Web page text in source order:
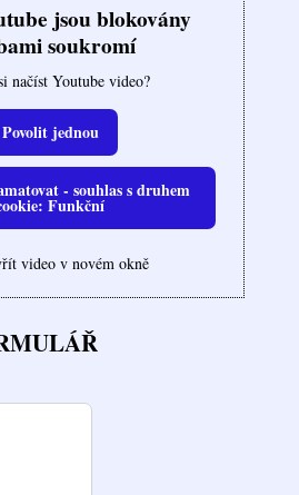
jsou blokovány
soukromí
načíst Youtube video?
Povolit jednou
- souhlas s druhem
Funkční
video v novém okně